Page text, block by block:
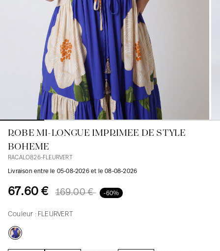
Blazers, Vestes
Pulls
Blazers, Vestes
Manteaux
Accessoires
En ligne avec les courbes des femmes
ROBE MI-LONGUE IMPRIMEE DE STYLE
BOHEME
RACALO826-FLEURVERT
Livraison entre le 05-08-2026 et le 08-08-2026
67.60 € 169.00 € -60%
Couleur : FLEURVERT